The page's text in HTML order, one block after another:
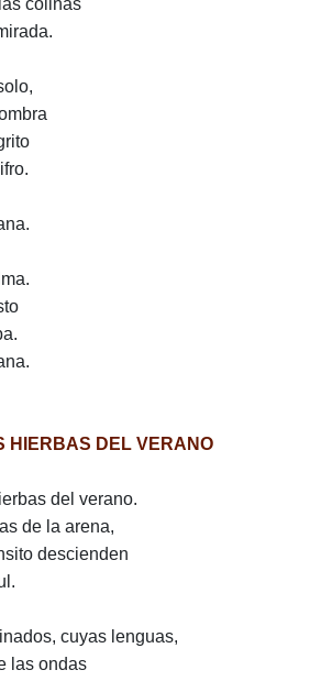
colinas
HIERBAS DEL VERANO
del verano.
de la arena,
descienden
cuyas lenguas,
las ondas